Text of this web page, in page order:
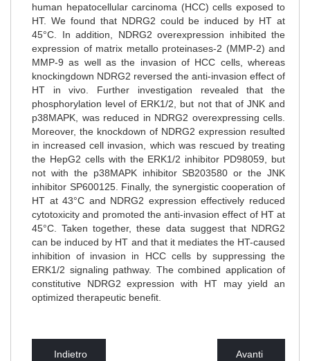
human hepatocellular carcinoma (HCC) cells exposed to
HT. We found that NDRG2 could be induced by HT at
45°C. In addition, NDRG2 overexpression inhibited the
expression of matrix metallo proteinases-2 (MMP-2) and
MMP-9 as well as the invasion of HCC cells, whereas
knockingdown NDRG2 reversed the anti-invasion effect of
HT in vivo. Further investigation revealed that the
phosphorylation level of ERK1/2, but not that of JNK and
p38MAPK, was reduced in NDRG2 overexpressing cells.
Moreover, the knockdown of NDRG2 expression resulted
in increased cell invasion, which was rescued by treating
the HepG2 cells with the ERK1/2 inhibitor PD98059, but
not with the p38MAPK inhibitor SB203580 or the JNK
inhibitor SP600125. Finally, the synergistic cooperation of
HT at 43°C and NDRG2 expression effectively reduced
cytotoxicity and promoted the anti-invasion effect of HT at
45°C. Taken together, these data suggest that NDRG2
can be induced by HT and that it mediates the HT-caused
inhibition of invasion in HCC cells by suppressing the
ERK1/2 signaling pathway. The combined application of
constitutive NDRG2 expression with HT may yield an
optimized therapeutic benefit.
Indietro Avanti